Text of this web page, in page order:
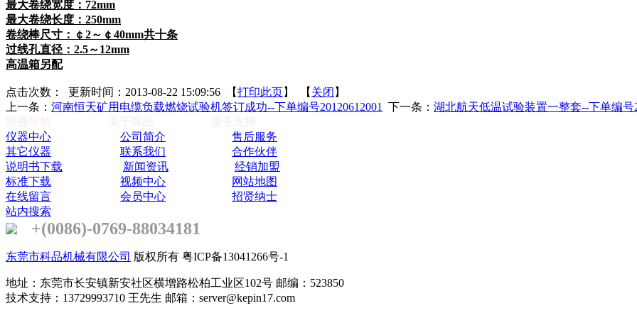
最大卷绕宽度： 72mm
最大卷绕长度： 250mm
卷绕棒尺寸：￠ 2～￠ 40mm共十条
过线孔直径： 2.5～12mm
高温箱另配
点击次数： 更新时间：2013-08-22 15:09:56 【打印此页】 【 关闭 】
上一条： 河南恒天矿用电缆负载燃烧试验机签订成功--下单编号20120612001 下一条： 湖北航天低温试验装置一整套--下单编号
仪器中心
公司简介
售后服务
其它仪器
联系我们
合作伙伴
说明书下载
新闻资讯
经销加盟
标准下载
视频中心
网站地图
在线留言
会员中心
招贤纳士
站内搜索
+(0086)-0769-88034181
东莞市科品机械有限公司 版权所有 粤ICP备13041266号-1
地址：东莞市长安镇新安社区横增路松柏工业区102号 邮编：523850
技术支持：13729993710 王先生 邮箱：server@kepin17.com